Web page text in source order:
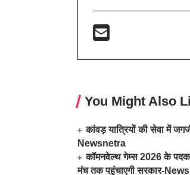
You Might Also
कांवड़ यात्रियों की सेवा में
Newsnetra
कॉमनवेल्थ गेम्स 2026 के पदक
मंच तक पहुंचाएगी सरकार-